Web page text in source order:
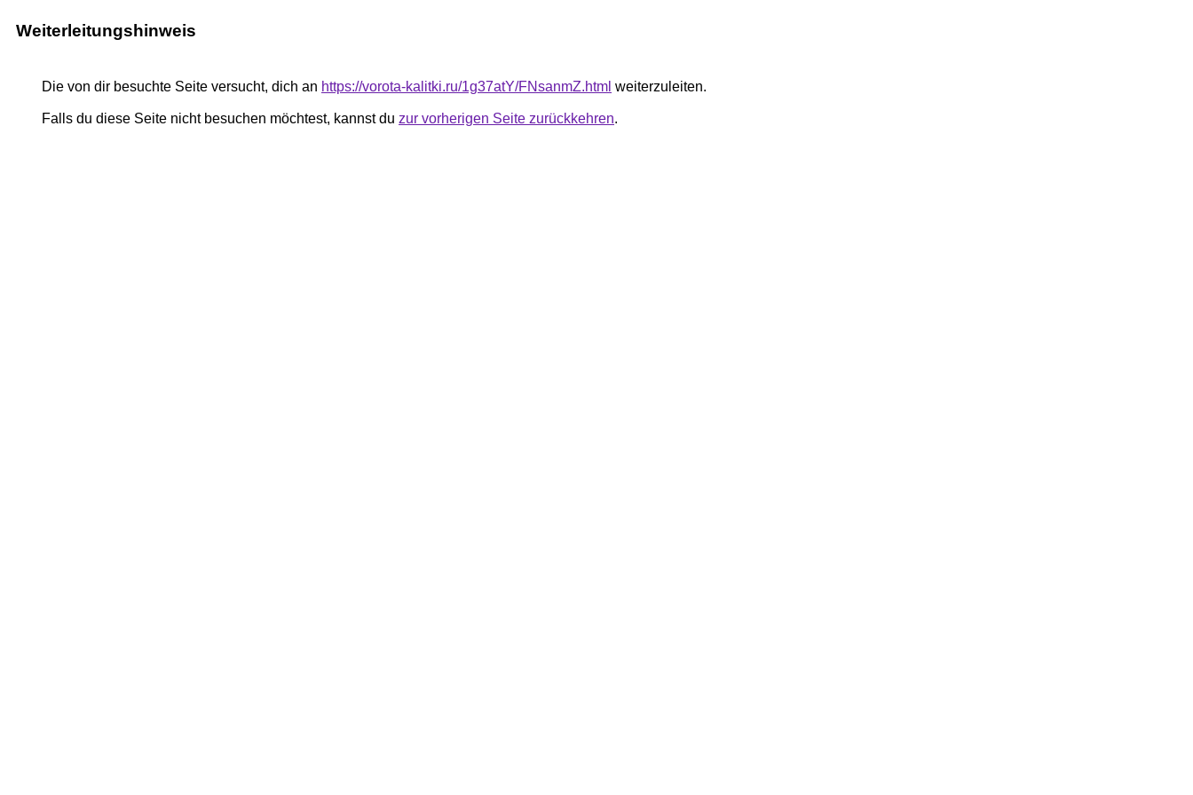
Weiterleitungshinweis
Die von dir besuchte Seite versucht, dich an https://vorota-kalitki.ru/1g37atY/FNsanmZ.html weiterzuleiten.
Falls du diese Seite nicht besuchen möchtest, kannst du zur vorherigen Seite zurückkehren.